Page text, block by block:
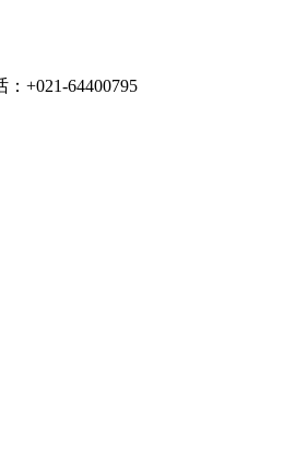
+021-64400795